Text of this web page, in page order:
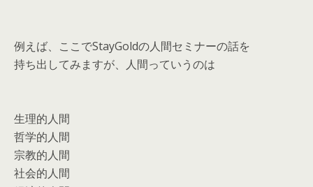
例えば、ここでStayGoldの人間セミナーの話を
持ち出してみますが、人間っていうのは
生理的人間
哲学的人間
宗教的人間
社会的人間